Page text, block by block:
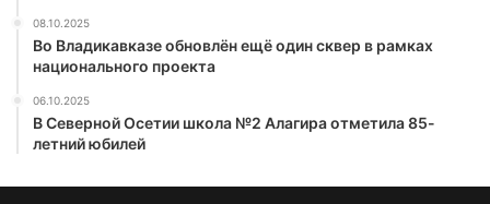
08.10.2025
Во Владикавказе обновлён ещё один сквер в рамках
национального проекта
06.10.2025
В Северной Осетии школа №2 Алагира отметила 85-
летний юбилей